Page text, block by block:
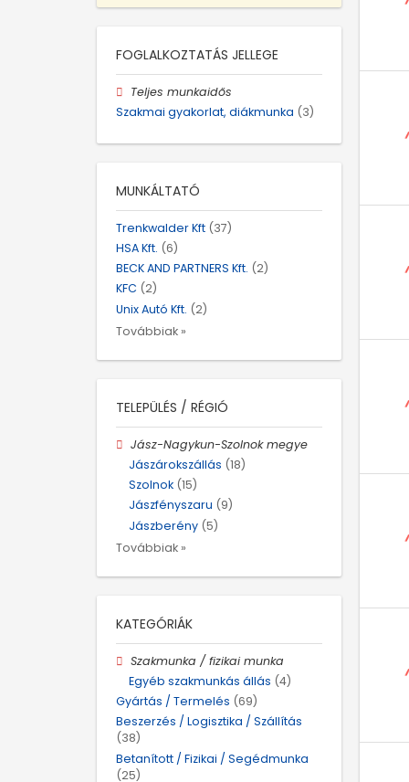
FOGLALKOZTATÁS JELLEGE
Teljes munkaidős
Szakmai gyakorlat, diákmunka (3)
MUNKÁLTATÓ
Trenkwalder Kft (37)
HSA Kft. (6)
BECK AND PARTNERS Kft. (2)
KFC (2)
Unix Autó Kft. (2)
Továbbiak »
TELEPÜLÉS / RÉGIÓ
Jász-Nagykun-Szolnok megye
Jászárokszállás (18)
Szolnok (15)
Jászfényszaru (9)
Jászberény (5)
Továbbiak »
KATEGÓRIÁK
Szakmunka / fizikai munka
Egyéb szakmunkás állás (4)
Gyártás / Termelés (69)
Beszerzés / Logisztika / Szállítás
(38)
Betanított / Fizikai / Segédmunka
(25)